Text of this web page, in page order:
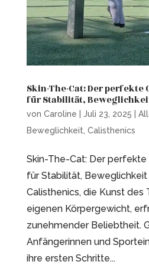
Skin-The-Cat: Der perfekte
für Stabilität,
von Caroline Juli 23, 2025
Beweglichkeit Calisthenics
Skin-The-Cat: Der
für Stabilität,
Calisthenics, die Kunst des
eigenen Körpergewicht,
zunehmender Beliebtheit.
Anfängerinnen und
ihre ersten Schritte...